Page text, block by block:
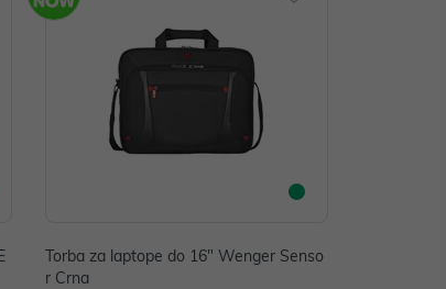
Torba za laptope do 16" Wenger Senso
r Crna